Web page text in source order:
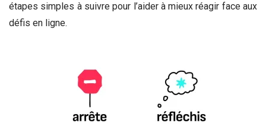
étapes simples à suivre pour l’aider à mieux réagir face aux
défis en ligne.